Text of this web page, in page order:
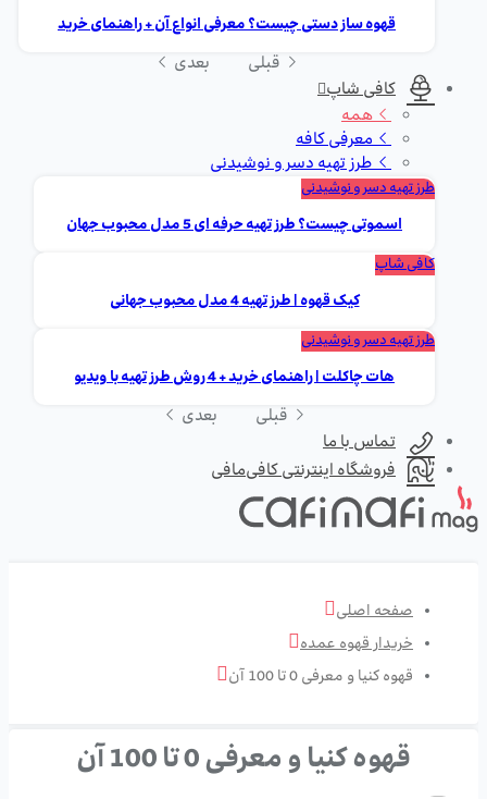
قهوه ساز دستی چیست؟ معرفی انواع آن + راهنمای خرید
قبلی
بعدی
کافی شاپ
همه
معرفی کافه
طرز تهیه دسر و نوشیدنی
طرز تهیه دسر و نوشیدنی
اسموتی چیست؟ طرز تهیه حرفه ای 5 مدل محبوب جهان
کافی شاپ
کیک قهوه | طرز تهیه 4 مدل محبوب جهانی
طرز تهیه دسر و نوشیدنی
هات چاکلت | راهنمای خرید + 4 روش طرز تهیه با ویدیو
قبلی
بعدی
تماس با ما
فروشگاه اینترنتی کافی‌مافی
صفحه اصلی
خریدار قهوه عمده
قهوه کنیا و معرفی 0 تا 100 آن
قهوه کنیا و معرفی 0 تا 100 آن